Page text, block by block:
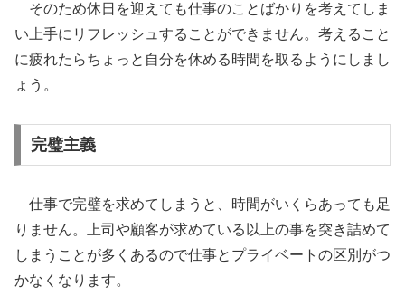
そのため休日を迎えても仕事のことばかりを考えてしま
い上手にリフレッシュすることができません。考えること
に疲れたらちょっと自分を休める時間を取るようにしまし
ょう。
完璧主義
仕事で完璧を求めてしまうと、時間がいくらあっても足
りません。上司や顧客が求めている以上の事を突き詰めて
しまうことが多くあるので仕事とプライベートの区別がつ
かなくなります。